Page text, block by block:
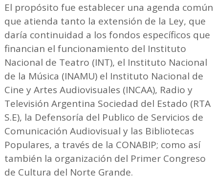
El propósito fue establecer una agenda común
que atienda tanto la extensión de la Ley, que
daría continuidad a los fondos específicos que
financian el funcionamiento del Instituto
Nacional de Teatro (INT), el Instituto Nacional
de la Música (INAMU) el Instituto Nacional de
Cine y Artes Audiovisuales (INCAA), Radio y
Televisión Argentina Sociedad del Estado (RTA
S.E), la Defensoría del Publico de Servicios de
Comunicación Audiovisual y las Bibliotecas
Populares, a través de la CONABIP; como así
también la organización del Primer Congreso
de Cultura del Norte Grande.